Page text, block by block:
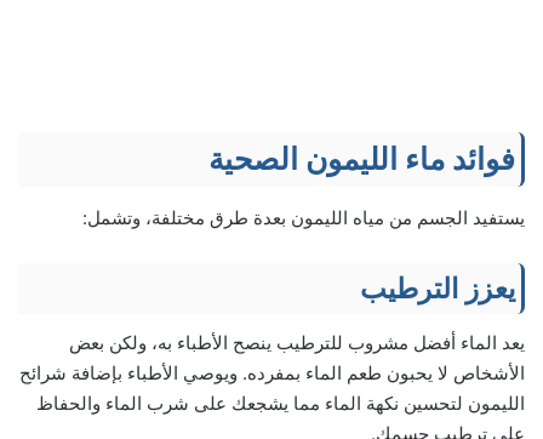
فوائد ماء الليمون الصحية
يستفيد الجسم من مياه الليمون بعدة طرق مختلفة، وتشمل:
يعزز الترطيب
يعد الماء أفضل مشروب للترطيب ينصح الأطباء به، ولكن بعض
الأشخاص لا يحبون طعم الماء بمفرده. ويوصي الأطباء بإضافة شرائح
الليمون لتحسين نكهة الماء مما يشجعك على شرب الماء والحفاظ
على ترطيب جسمك.